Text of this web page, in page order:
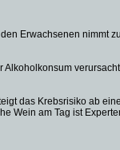
Erwachsenen nimmt
das Krebsrisiko ab
Wein am Tag ist